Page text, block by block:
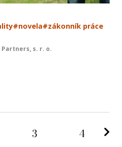
#novela#zákonník práce
Partners, s. r. o.
3 4